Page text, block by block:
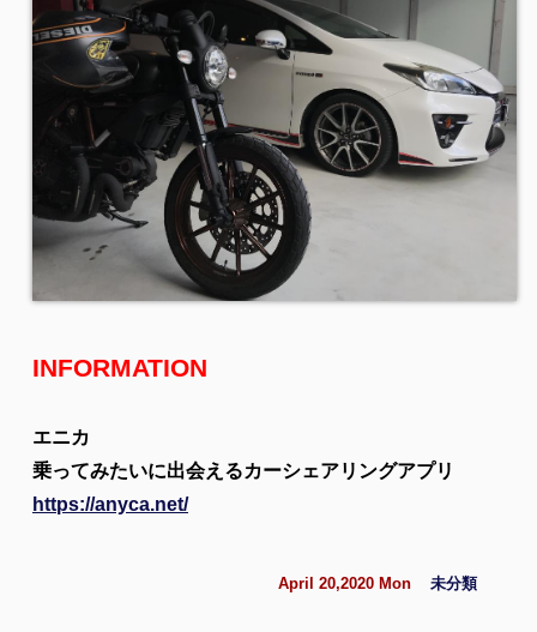
INFORMATION
エニカ
乗ってみたいに出会えるカーシェアリングアプリ
https://anyca.net/
April 20,2020 Mon 未分類